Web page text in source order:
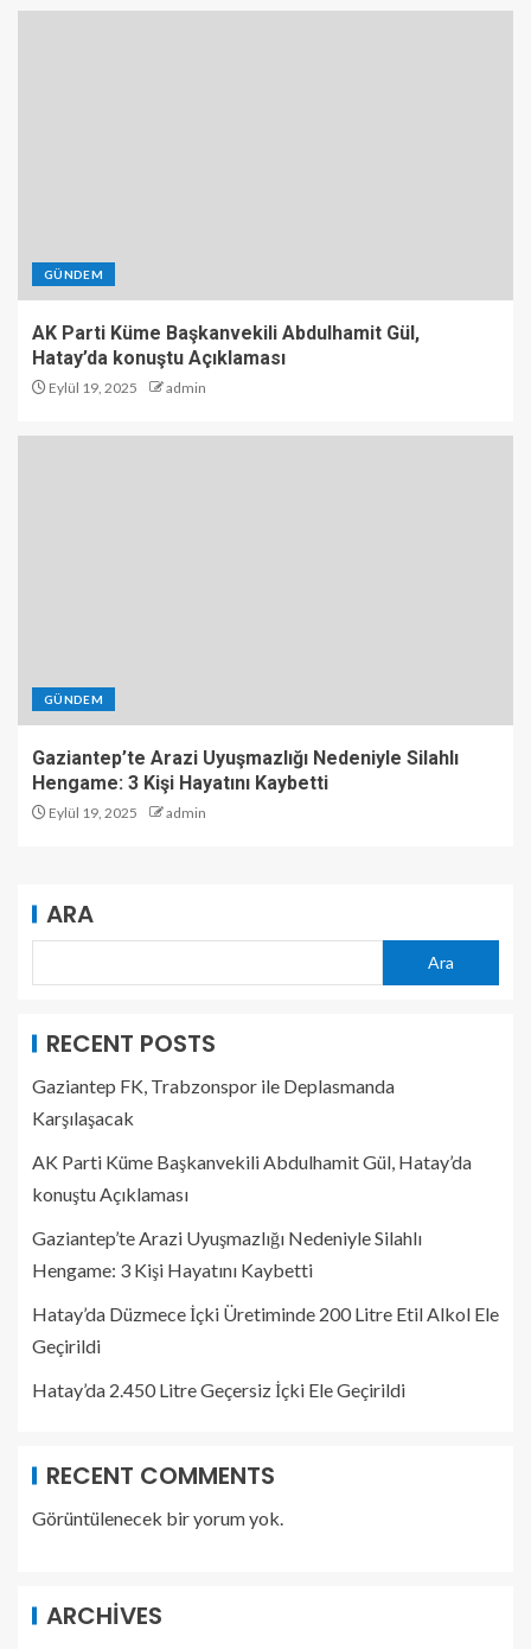
GÜNDEM
AK Parti Küme Başkanvekili Abdulhamit Gül,
Hatay’da konuştu Açıklaması
Eylül 19, 2025 admin
GÜNDEM
Gaziantep’te Arazi Uyuşmazlığı Nedeniyle Silahlı
Hengame: 3 Kişi Hayatını Kaybetti
Eylül 19, 2025 admin
ARA
Ara
RECENT POSTS
Gaziantep FK, Trabzonspor ile Deplasmanda
Karşılaşacak
AK Parti Küme Başkanvekili Abdulhamit Gül, Hatay’da
konuştu Açıklaması
Gaziantep’te Arazi Uyuşmazlığı Nedeniyle Silahlı
Hengame: 3 Kişi Hayatını Kaybetti
Hatay’da Düzmece İçki Üretiminde 200 Litre Etil Alkol Ele
Geçirildi
Hatay’da 2.450 Litre Geçersiz İçki Ele Geçirildi
RECENT COMMENTS
Görüntülenecek bir yorum yok.
ARCHIVES